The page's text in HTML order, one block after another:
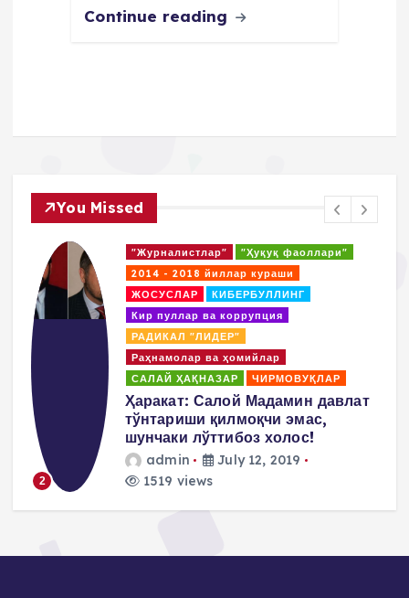
Continue reading
You Missed
2
"Журналистлар"
"Ҳуқуқ фаоллари"
2014 - 2018 йиллар кураши
ЖОСУСЛАР
КИБЕРБУЛЛИНГ
Кир пуллар ва коррупция
РАДИКАЛ "ЛИДЕР"
Раҳнамолар ва ҳомийлар
САЛАЙ ҲАҚНАЗАР
ЧИРМОВУҚЛАР
Ҳаракат: Салой Мадамин давлат
тўнтариши қилмоқчи эмас,
шунчаки лўттибоз холос!
admin
July 12, 2019
1519 views